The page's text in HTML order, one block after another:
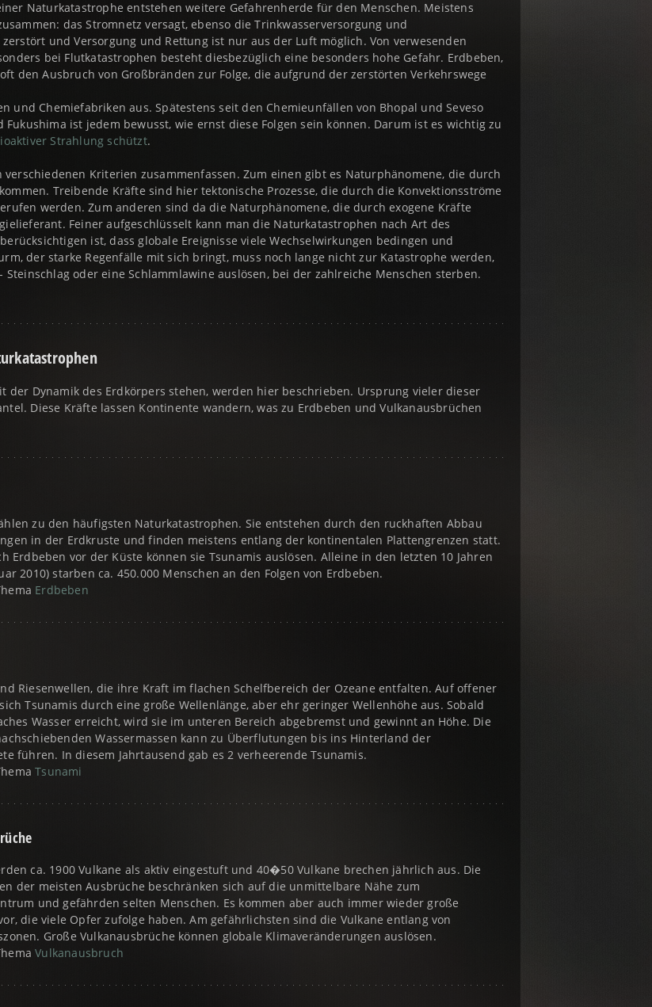
Naturkatastrophe entstehen weitere Gefahrenherde für den Menschen. Meistens
das Stromnetz versagt, ebenso die Trinkwasserversorgung und
und Versorgung und Rettung ist nur aus der Luft möglich. Von verwesenden
bei Flutkatastrophen besteht diesbezüglich eine besonders hohe Gefahr. Erdbeben,
den Ausbruch von Großbränden zur Folge, die aufgrund der zerstörten Verkehrswege
und Chemiefabriken aus. Spätestens seit den Chemieunfällen von Bhopal und Seveso
ist jedem bewusst, wie ernst diese Folgen sein können. Darum ist es wichtig zu
Strahlung schützt.
Kriterien zusammenfassen. Zum einen gibt es Naturphänomene, die durch
Treibende Kräfte sind hier tektonische Prozesse, die durch die Konvektionsströme
werden. Zum anderen sind da die Naturphänomene, die durch exogene Kräfte
Feiner aufgeschlüsselt kann man die Naturkatastrophen nach Art des
ist, dass globale Ereignisse viele Wechselwirkungen bedingen und
der starke Regenfälle mit sich bringt, muss noch lange nicht zur Katastrophe werden,
oder eine Schlammlawine auslösen, bei der zahlreiche Menschen sterben.
der Dynamik des Erdkörpers stehen, werden hier beschrieben. Ursprung vieler dieser
Diese Kräfte lassen Kontinente wandern, was zu Erdbeben und Vulkanausbrüchen
zu den häufigsten Naturkatastrophen. Sie entstehen durch den ruckhaften Abbau
in der Erdkruste und finden meistens entlang der kontinentalen Plattengrenzen statt.
Erdbeben vor der Küste können sie Tsunamis auslösen. Alleine in den letzten 10 Jahren
2010) starben ca. 450.000 Menschen an den Folgen von Erdbeben.
Erdbeben
Riesenwellen, die ihre Kraft im flachen Schelfbereich der Ozeane entfalten. Auf offener
Tsunamis durch eine große Wellenlänge, aber ehr geringer Wellenhöhe aus. Sobald
Wasser erreicht, wird sie im unteren Bereich abgebremst und gewinnt an Höhe. Die
Wassermassen kann zu Überflutungen bis ins Hinterland der
führen. In diesem Jahrtausend gab es 2 verheerende Tsunamis.
Tsunami
ca. 1900 Vulkane als aktiv eingestuft und 40�50 Vulkane brechen jährlich aus. Die
der meisten Ausbrüche beschränken sich auf die unmittelbare Nähe zum
und gefährden selten Menschen. Es kommen aber auch immer wieder große
die viele Opfer zufolge haben. Am gefährlichsten sind die Vulkane entlang von
Große Vulkanausbrüche können globale Klimaveränderungen auslösen.
Vulkanausbruch